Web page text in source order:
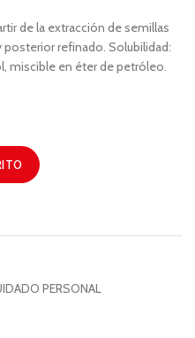
de la extracción de semillas
posterior refinado. Solubilidad:
miscible en éter de petróleo.
PERSONAL